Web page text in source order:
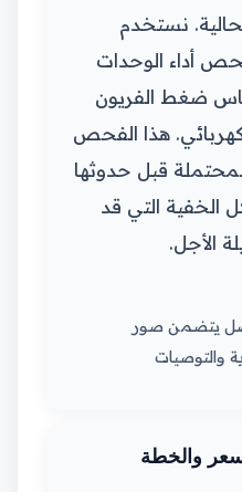
نستخدم
أداء الوحدات
ضغط الفريون
هذا الفحص
قبل حدوثها
الخفية التي قد
الأجل.
يتضمن صور
والتوصيات
والخطة